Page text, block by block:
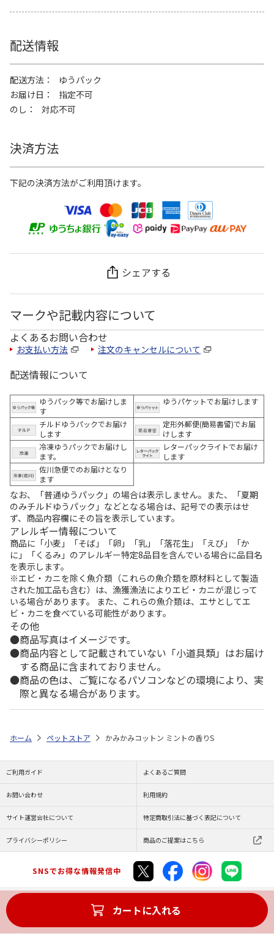
配送情報
配送方法
ゆうパック
お届け日
指定不可
のし
対応不可
決済方法
下記の決済方法がご利用頂けます。
シェアする
マークや記載内容について
よくあるお問い合わせ
お支払い方法 注文のキャンセルについて
配送情報について
ゆうパック等でお届けしま
す
ゆうパケットでお届けします
チルドゆうパックでお届け
します
定形外郵便(簡易書留)でお届
けします
冷凍ゆうパックでお届けし
ます。
レターパックライトでお届け
します
佐川急便でのお届けとなり
ます
なお、「普通ゆうパック」の場合は表示しません。また、「夏期
のみチルドゆうパック」などとなる場合は、記号での表示はせ
ず、商品内容欄にその旨を表示しています。
アレルギー情報について
商品に「小麦」「そば」「卵」「乳」「落花生」「えび」「か
に」「くるみ」のアレルギー特定8品目を含んでいる場合に品目名
を表示します。
※エビ・カニを除く魚介類（これらの魚介類を原材料として製造
された加工品も含む）は、漁獲漁法によりエビ・カニが混じって
いる場合があります。 また、これらの魚介類は、エサとしてエ
ビ・カニを食べている可能性があります。
その他
商品写真はイメージです。
商品内容として記載されていない「小道具類」はお届け
する商品に含まれておりません。
商品の色は、ご覧になるパソコンなどの環境により、実
際と異なる場合があります。
カートに入れる
ホーム ペットストア かみかみコットン ミントの香りS
ご利用ガイド よくあるご質問
お問い合わせ 利用規約
サイト運営会社について 特定商取引法に基づく表記について
プライバシーポリシー 商品のご提案はこちら
SNSでお得な情報発信中